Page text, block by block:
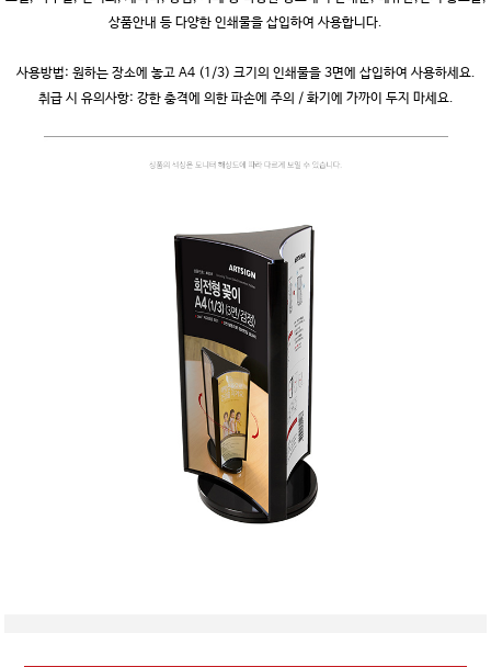
상품안내 등 다양한 인쇄물을 삽입하여 사용합니다.
사용방법: 원하는 장소에 놓고 A4 (1/3) 크기의 인쇄물을 3면에 삽입하여 사용하세요.
취급 시 유의사항: 강한 충격에 의한 파손에 주의 / 화기에 가까이 두지 마세요.